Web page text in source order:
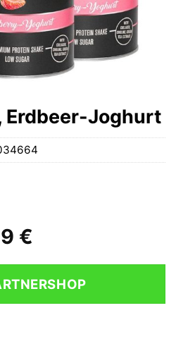
Erdbeer-Joghurt
€
€
ist:
59,99 €.